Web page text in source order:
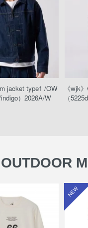
jacket type1 /OW
indigo）2026A/W
《wjk
（
OUTDOOR
NEW